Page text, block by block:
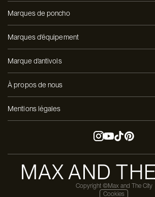
Marques de poncho
Marques d'équipement
Marque d'antivols
À propos de nous
Mentions légales
MAX AND
Copyright ©Max and The City
Cookies